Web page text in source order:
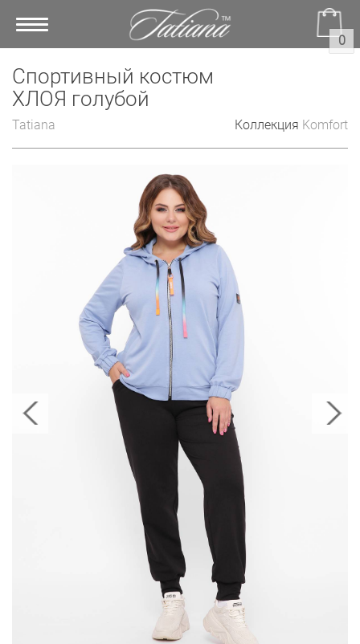
Toggle
0
Спортивный костюм
ХЛОЯ голубой
Tatiana Коллекция Komfort